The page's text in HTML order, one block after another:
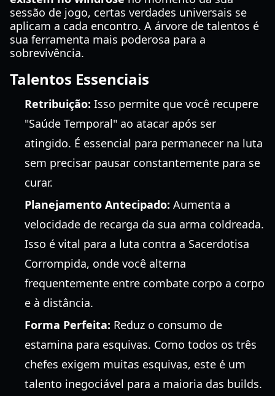
sessão de jogo, certas verdades universais se
aplicam a cada encontro. A árvore de talentos é
sua ferramenta mais poderosa para a
sobrevivência.
Talentos Essenciais
Retribuição: Isso permite que você recupere
"Saúde Temporal" ao atacar após ser
atingido. É essencial para permanecer na luta
sem precisar pausar constantemente para se
curar.
Planejamento Antecipado: Aumenta a
velocidade de recarga da sua arma coldreada.
Isso é vital para a luta contra a Sacerdotisa
Corrompida, onde você alterna
frequentemente entre combate corpo a corpo
e à distância.
Forma Perfeita: Reduz o consumo de
estamina para esquivas. Como todos os três
chefes exigem muitas esquivas, este é um
talento inegociável para a maioria das builds.